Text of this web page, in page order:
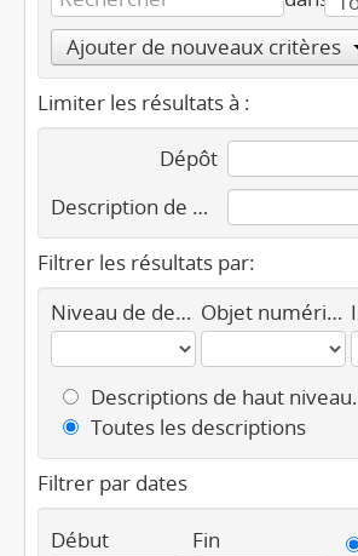
Ajouter de nouveaux critères
Limiter les résultats à :
Dépôt
Description de haut niveau
Filtrer les résultats par:
Niveau de description
Objet numérique disponible
Descriptions de haut niveau.
Toutes les descriptions
Filtrer par dates
Début Fin